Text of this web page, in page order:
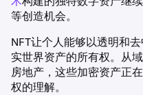
等创造机会。
NFT让个人能够以透明和
实世界资产的所有权。从
房地产，这些加密资产正
权的理解。